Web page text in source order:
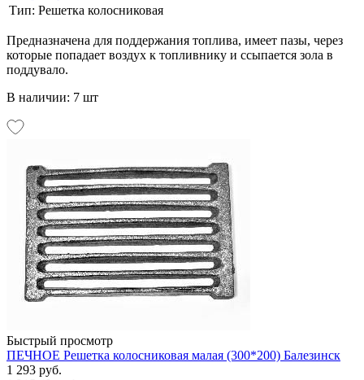
Тип: Решетка колосниковая
Предназначена для поддержания топлива, имеет пазы, через
которые попадает воздух к топливнику и ссыпается зола в
поддувало.
В наличии: 7 шт
Быстрый просмотр
ПЕЧНОЕ Решетка колосниковая малая (300*200) Балезинск
1 293 руб.